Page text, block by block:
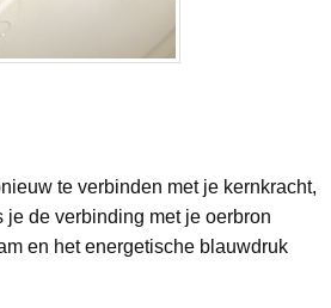
te verbinden met je kernkracht,
de verbinding met je oerbron
en het energetische blauwdruk